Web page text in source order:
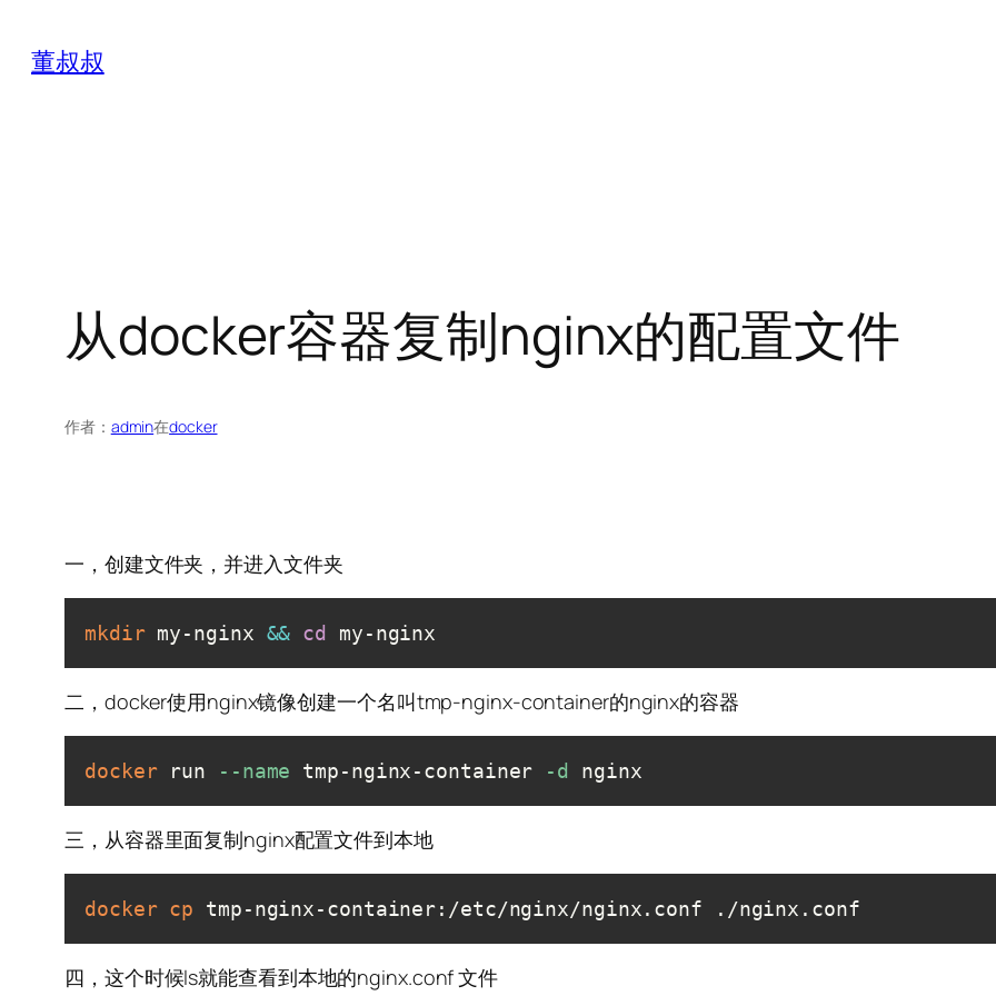
至董叔叔
从docker容器复制nginx的配置文件
作者： admin在docker
一，创建文件夹，并进入文件夹
mkdir my-nginx && cd my-nginx
二，docker使用nginx镜像创建一个名叫tmp-nginx-container的nginx的容器
docker run --name tmp-nginx-container -d nginx
三，从容器里面复制nginx配置文件到本地
docker cp tmp-nginx-container:/etc/nginx/nginx.conf ./nginx.conf
四，这个时候ls就能查看到本地的nginx.conf 文件